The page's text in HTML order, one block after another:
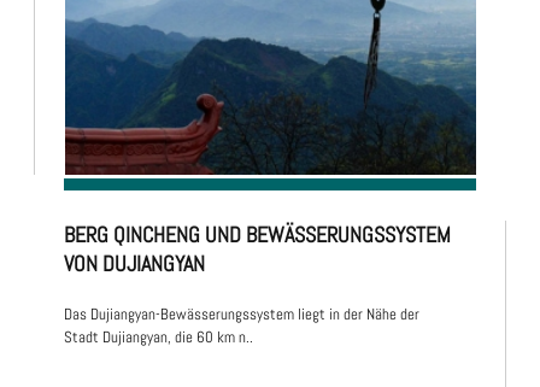
BERG QINCHENG UND BEWÄSSERUNGSSYSTEM
VON DUJIANGYAN
Das Dujiangyan-Bewässerungssystem liegt in der Nähe der
Stadt Dujiangyan, die 60 km n..